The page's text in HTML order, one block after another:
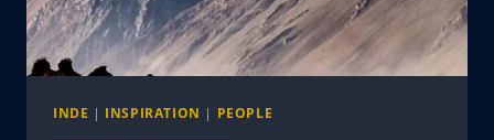
INDE | INSPIRATION | PEOPLE